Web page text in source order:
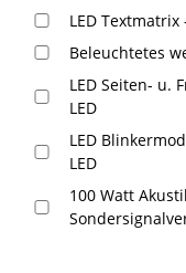
LED Textmatrix
Beleuchtetes
LED Seiten- u.
LED
LED
LED
100 Watt